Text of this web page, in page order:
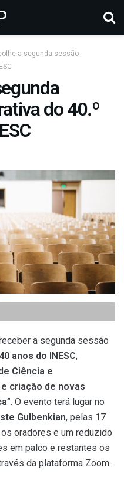
a segunda sessão
do 40.º
a segunda sessão
40 anos do INESC,
Ciência e
criação de novas
. O evento terá lugar no
Gulbenkian, pelas 17
oradores e um reduzido
em palco e restantes os
da plataforma Zoom.